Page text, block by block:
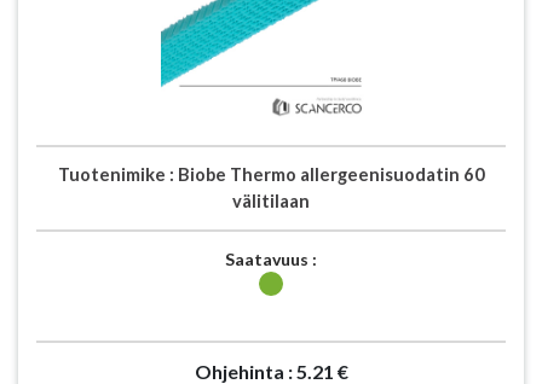
Tuotenimike : Biobe Thermo allergeenisuodatin 60
välitilaan
Saatavuus :
Ohjehinta :5.21 €